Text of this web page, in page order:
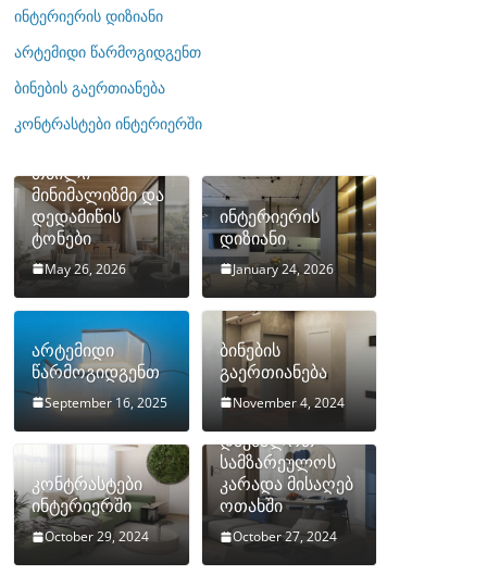
რ
ბ
ი
ინტერიერის დიზიანი
არტემიდი წარმოგიდგენთ
ბინების გაერთიანება
კონტრასტები ინტერიერში
თბილი
მინიმალიზმი და
დედამიწის
ტონები
May 26, 2026
ინტერიერის
დიზიანი
January 24, 2026
არტემიდი
წარმოგიდგენთ
September 16, 2025
ბინების
გაერთიანება
November 4, 2024
კონტრასტები
ინტერიერში
October 29, 2024
როგორ
დავმალოთ
სამზარეულოს
კარადა მისაღებ
ოთახში
October 27, 2024